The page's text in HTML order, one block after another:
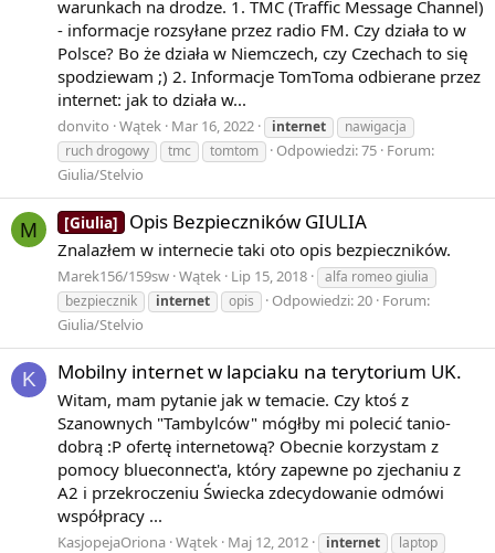
warunkach na drodze. 1. TMC (Traffic Message Channel)
- informacje rozsyłane przez radio FM. Czy działa to w
Polsce? Bo że działa w Niemczech, czy Czechach to się
spodziewam ;) 2. Informacje TomToma odbierane przez
internet: jak to działa w...
donvito Wątek Mar 16, 2022 internet
nawigacja
ruch drogowy
tmc tomtom Odpowiedzi: 75 Forum:
Giulia/Stelvio
M [Giulia] Opis Bezpieczników GIULIA
Znalazłem w internecie taki oto opis bezpieczników.
Marek156/159sw Wątek Lip 15, 2018
alfa romeo giulia
bezpiecznik
internet opis Odpowiedzi: 20 Forum:
Giulia/Stelvio
K Mobilny internet w lapciaku na terytorium UK.
Witam, mam pytanie jak w temacie. Czy ktoś z
Szanownych "Tambylców" mógłby mi polecić tanio-
dobrą :P ofertę internetową? Obecnie korzystam z
pomocy blueconnect'a, który zapewne po zjechaniu z
A2 i przekroczeniu Świecka zdecydowanie odmówi
współpracy ...
KasjopejaOriona Wątek Maj 12, 2012 internet
laptop